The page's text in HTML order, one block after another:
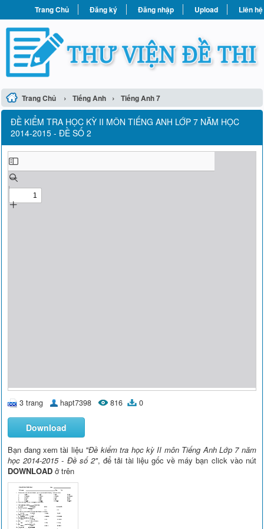
Trang Chủ Đăng ký Đăng nhập Upload Liên hệ
Trang Chủ › Tiếng Anh › Tiếng Anh 7
ĐỀ KIỂM TRA HỌC KỲ II MÔN TIẾNG ANH LỚP 7 NĂM HỌC
2014-2015 - ĐỀ SỐ 2
3 trang hapt7398 816 0
Download
Bạn đang xem tài liệu "Đề kiểm tra học kỳ II môn Tiếng Anh Lớp 7 năm
học 2014-2015 - Đề số 2", để tải tài liệu gốc về máy bạn click vào nút
DOWNLOAD ở trên